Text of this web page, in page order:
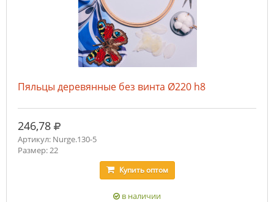
Пяльцы деревянные без винта Ø220 h8
246,78 руб.
Артикул: Nurge.130-5
Размер: 22
Купитьоптом
в наличии